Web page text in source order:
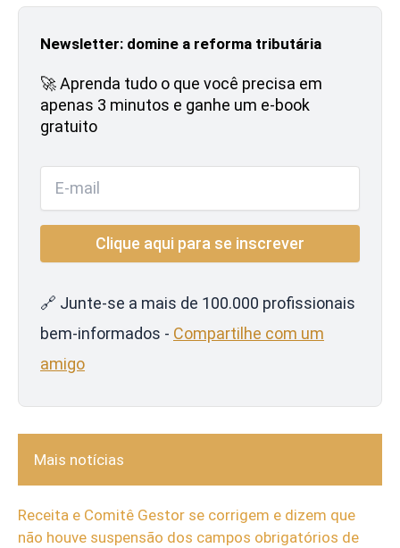
Newsletter: domine a reforma tributária
🚀 Aprenda tudo o que você precisa em
apenas 3 minutos e ganhe um e-book
gratuito
🔗 Junte-se a mais de 100.000 profissionais
bem-informados - Compartilhe com um
amigo
Mais notícias
Receita e Comitê Gestor se corrigem e dizem que
não houve suspensão dos campos obrigatórios de